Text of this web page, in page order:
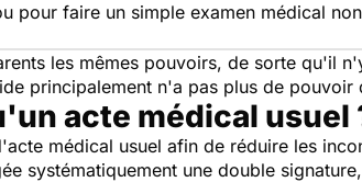
pour faire un simple examen médical
les mêmes pouvoirs, de sorte qu'il
principalement n'a pas plus de pouvoir
acte médical usuel
médical usuel afin de réduire les
systématiquement une double